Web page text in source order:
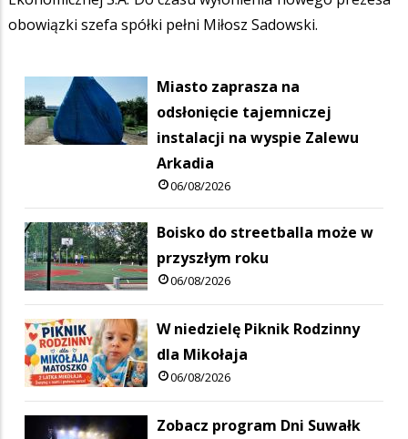
obowiązki szefa spółki pełni Miłosz Sadowski.
Miasto zaprasza na
odsłonięcie tajemniczej
instalacji na wyspie Zalewu
Arkadia
06/08/2026
Boisko do streetballa może w
przyszłym roku
06/08/2026
W niedzielę Piknik Rodzinny
dla Mikołaja
06/08/2026
Zobacz program Dni Suwałk